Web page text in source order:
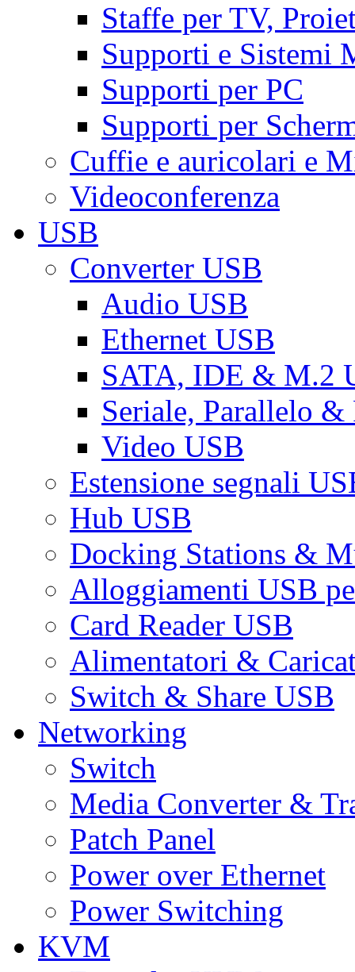
Staffe per TV,
Supporti e Sistemi
Supporti per PC
Supporti per
Cuffie e auricolari e
Videoconferenza
USB
Converter USB
Audio USB
Ethernet USB
SATA, IDE & M.2
Seriale, Parallelo &
Video USB
Estensione segnali
Hub USB
Docking Stations &
Alloggiamenti USB
Card Reader USB
Alimentatori &
Switch & Share USB
Networking
Switch
Media Converter &
Patch Panel
Power over Ethernet
Power Switching
KVM